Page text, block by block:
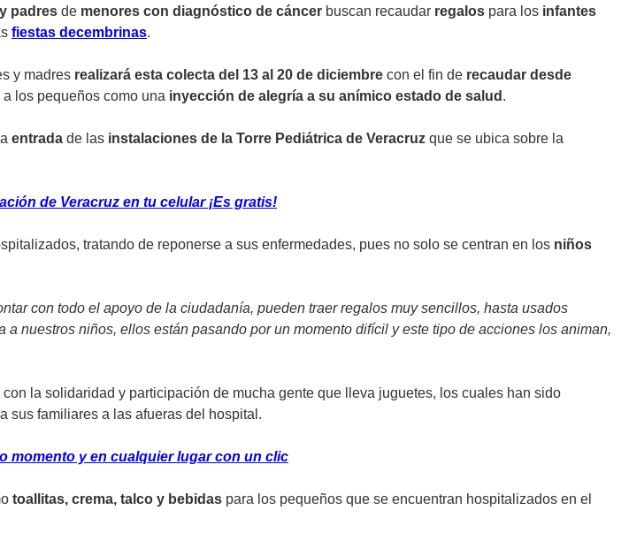
padres de menores con diagnóstico de cáncer buscan recaudar regalos para los infantes
fiestas decembrinas.
y madres realizará esta colecta del 13 al 20 de diciembre con el fin de recaudar desde
los pequeños como una inyección de alegría a su anímico estado de salud .
entrada de las instalaciones de la Torre Pediátrica de Veracruz que se ubica sobre la
de Veracruz en tu celular ¡Es gratis!
tratando de reponerse a sus enfermedades, pues no solo se centran en los niños
con todo el apoyo de la ciudadanía, pueden traer regalos muy sencillos, hasta usados
nuestros niños, ellos están pasando por un momento difícil y este tipo de acciones los animan,
la solidaridad y participación de mucha gente que lleva juguetes, los cuales han sido
sus familiares a las afueras del hospital.
momento y en cualquier lugar con un clic
toallitas, crema, talco y bebidas para los pequeños que se encuentran hospitalizados en el